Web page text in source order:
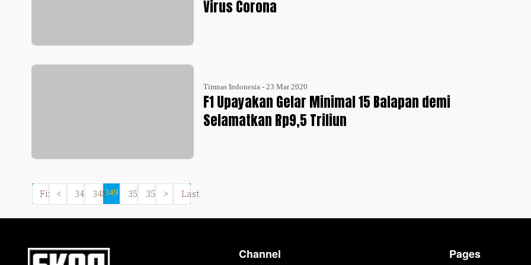
Virus Corona
Timnas Indonesia - 23 Mar 2020
F1 Upayakan Gelar Minimal 15 Balapan demi
Selamatkan Rp9,5 Triliun
First< 347 348349 350 351 > Last
Channel Pages